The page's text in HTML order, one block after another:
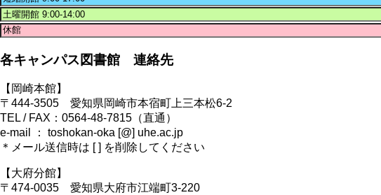
各キャンパス図書館 連絡先
【岡崎本館】
〒444-3505 愛知県岡崎市本宿町上三本松6-2
TEL / FAX：0564-48-7815（直通）
e-mail ： toshokan-oka [@] uhe.ac.jp
＊メール送信時は [ ] を削除してください
【大府分館】
〒474-0035 愛知県大府市江端町3-220